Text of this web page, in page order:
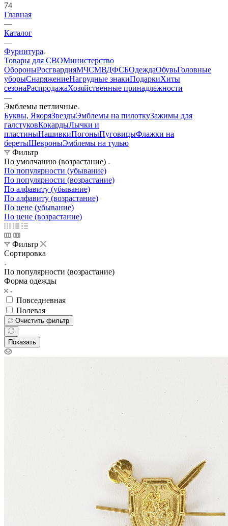
74
Главная
—
Каталог
—
Фурнитура
Товары для СВОМинистерство
ОбороныРосгвардияМЧСМВДФСБОдеждаОбувьГоловные
уборыСнаряжениеНагрудные знакиПодаркиХиты
сезонаРаспродажаХозяйственные принадлежности
—
Эмблемы петличные
Буквы, ЯкоряЗвездыЭмблемы на пилоткуЗажимы для
галстуковКокардыЛычки и
пластиныНашивкиПогоныПуговицыФлажки на
беретыШевроныЭмблемы на тулью
Фильтр
По умолчанию (возрастание)
По популярности (убывание)
По популярности (возрастание)
По алфавиту (убывание)
По алфавиту (возрастание)
По цене (убывание)
По цене (возрастание)
Фильтр
Сортировка
По популярности (возрастание)
Форма одежды
Повседневная
Полевая
Очистить фильтр
Показать